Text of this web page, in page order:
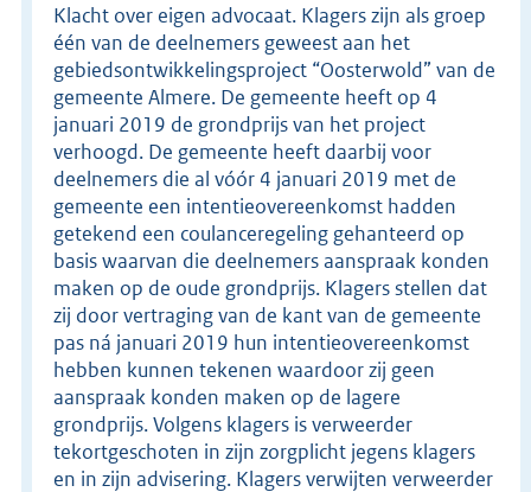
Klacht over eigen advocaat. Klagers zijn als groep
één van de deelnemers geweest aan het
gebiedsontwikkelingsproject “Oosterwold” van de
gemeente Almere. De gemeente heeft op 4
januari 2019 de grondprijs van het project
verhoogd. De gemeente heeft daarbij voor
deelnemers die al vóór 4 januari 2019 met de
gemeente een intentieovereenkomst hadden
getekend een coulanceregeling gehanteerd op
basis waarvan die deelnemers aanspraak konden
maken op de oude grondprijs. Klagers stellen dat
zij door vertraging van de kant van de gemeente
pas ná januari 2019 hun intentieovereenkomst
hebben kunnen tekenen waardoor zij geen
aanspraak konden maken op de lagere
grondprijs. Volgens klagers is verweerder
tekortgeschoten in zijn zorgplicht jegens klagers
en in zijn advisering. Klagers verwijten verweerder